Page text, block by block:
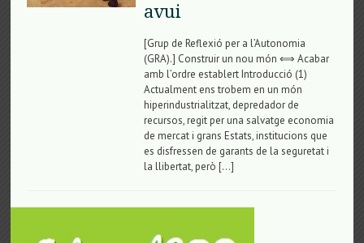
avui
[Grup de Reflexió per a l’Autonomia
(GRA).] Construir un nou món ⟺ Acabar
amb l’ordre establert Introducció (1)
Actualment ens trobem en un món
hiperindustrialitzat, depredador de
recursos, regit per una salvatge economia
de mercat i grans Estats, institucions que
es disfressen de garants de la seguretat i
la llibertat, però […]